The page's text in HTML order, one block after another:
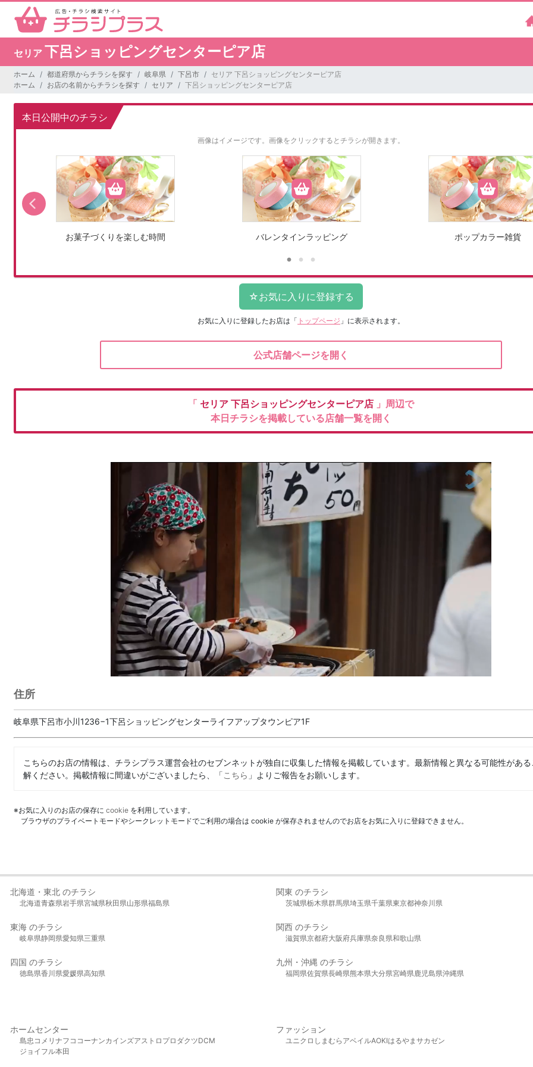
セリア 下呂ショッピングセンターピア店
ホーム 都道府県からチラシを探す 岐阜県 下呂市
セリア 下呂ショッピングセンターピア店
ホーム
お店の名前からチラシを探す セリア 下呂ショッピングセンターピア店
本日公開中のチラシ
画像はイメージです。 画像をクリックするとチラシが開きます。
お菓子づくりを楽しむ時間 バレンタインラッピング ポップカラー雑貨
お気に入りに登録したお店は 「 トップページ 」に表示されます。
公式店舗ページを開く
「 セリア 下呂ショッピングセンターピア店 」周辺で
本日チラシを掲載している店舗一覧を開く
住所
岐阜県下呂市小川1236−1下呂ショッピングセンターライフアップタウンピア1F
こちらのお店の情報は、チラシプラス運営会社のセブンネットが独自に収集した情報を掲載しています。最新情報と異なる可能性があ
解ください。掲載情報に間違いがございましたら、「こちら 」よりご報告をお願いします。
※お気に入りのお店の保存に cookie を利用しています。
ブラウザのプライベートモードやシークレットモードでご利用の場合は cookie が保存されませんのでお店をお気に入りに登録できません。
北海道・東北 のチラシ
北海道青森県岩手県宮城県秋田県山形県福島県
関東 のチラシ
茨城県栃木県群馬県埼玉県千葉県東京都神奈川県
東海 のチラシ
岐阜県静岡県愛知県三重県
関西 のチラシ
滋賀県京都府大阪府兵庫県奈良県和歌山県
四国 のチラシ
徳島県香川県愛媛県高知県
九州・沖縄 のチラシ
福岡県佐賀県長崎県熊本県大分県宮崎県鹿児島県沖縄県
ホームセンター
島忠 コメリ ナフコ コーナンカインズアストロプロダクツDCM
ジョイフル本田
ファッション
ユニクロ しまむら アベイルAOKIはるやま サカゼン